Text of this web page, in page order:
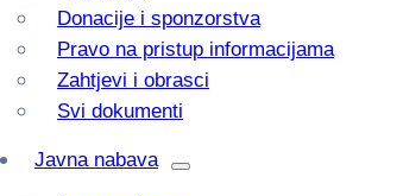
Donacije i sponzorstva
Pravo na pristup informacijama
Zahtjevi i obrasci
Svi dokumenti
Javna nabava